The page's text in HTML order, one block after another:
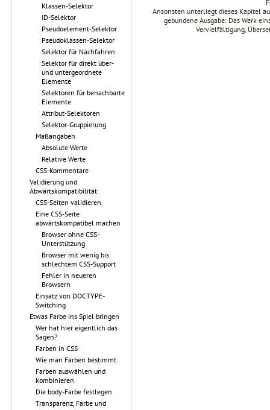
Klassen-Selektor
ID-Selektor
Pseudoelement-Selektor
Pseudoklassen-Selektor
Selektor für Nachfahren
Selektor für direkt über-
und untergeordnete
Elemente
Selektoren für benachbarte
Elemente
Attribut-Selektoren
Selektor-Gruppierung
Maßangaben
Absolute Werte
Relative Werte
CSS-Kommentare
Validierung und
Abwärtskompatibilität
CSS-Seiten validieren
Eine CSS-Seite
abwärtskompatibel machen
Browser ohne CSS-
Unterstützung
Browser mit wenig bis
schlechtem CSS-Support
Fehler in neueren
Browsern
Einsatz von DOCTYPE-
Switching
Etwas Farbe ins Spiel bringen
Wer hat hier eigentlich das
Sagen?
Farben in CSS
Wie man Farben bestimmt
Farben auswählen und
kombinieren
Die body-Farbe festlegen
Transparenz, Farbe und
Ansonsten unterliegt dieses Kapitel
gebundene Ausgabe: Das Werk
Vervielfältigung,